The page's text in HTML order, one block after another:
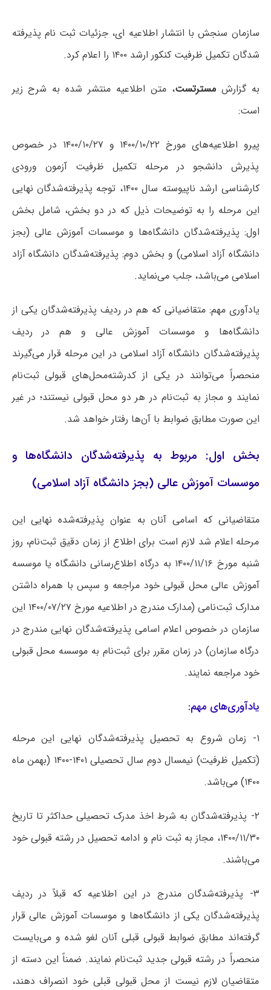
سازمان سنجش با انتشار اطلاعیه ای، جزئیات ثبت نام پذیرفته
شدگان تکمیل ظرفیت کنکور ارشد ۱۴۰۰ را اعلام کرد.
به گزارشمسترتست، متن اطلاعیه منتشر شده به شرح زیر
است:
پیرو اطلاعیه‌های مورخ ۱۴۰۰/۱۰/۲۲ و ۱۴۰۰/۱۰/۲۷ در خصوص
پذیرش دانشجو در مرحله تکمیل ظرفیت آزمون ورودی
کارشناسی ارشد ناپیوسته سال ۱۴۰۰، توجه پذیرفته‌شدگان نهایی
این مرحله را به توضیحات ذیل که در دو بخش، شامل بخش
اول: پذیرفته‌شدگان دانشگاه‌ها و موسسات آموزش عالی (بجز
دانشگاه آزاد اسلامی) و بخش دوم: پذیرفته‌شدگان دانشگاه آزاد
اسلامی می‌باشد، جلب می‌نماید.
یادآوری مهم: متقاضیانی که هم در ردیف پذیرفته‌شدگان یکی از
دانشگاه‌ها و موسسات آموزش عالی و هم در ردیف
پذیرفته‌شدگان دانشگاه آزاد اسلامی در این مرحله قرار می‌گیرند
منحصراً می‌توانند در یکی از کدرشته‌محل‌های قبولی ثبت‌نام
نمایند و مجاز به ثبت‌نام در هر دو محل قبولی نیستند؛ در غیر
این صورت مطابق ضوابط با آن‌ها رفتار خواهد شد.
بخش اول: مربوط به پذیرفته‌شدگان دانشگاه‌ها و
موسسات آموزش عالی (بجز دانشگاه آزاد اسلامی)
متقاضیانی که اسامی آنان به عنوان پذیرفته‌شده نهایی این
مرحله اعلام شد لازم است برای اطلاع از زمان دقیق ثبت‌نام، روز
شنبه مورخ ۱۴۰۰/۱۱/۱۶ به درگاه اطلاع‌رسانی دانشگاه یا موسسه
آموزش عالی محل قبولی خود مراجعه و سپس با همراه داشتن
مدارک ثبت‌نامی (مدارک مندرج در اطلاعیه مورخ ۱۴۰۰/۰۷/۲۷ این
سازمان در خصوص اعلام اسامی پذیرفته‌شدگان نهایی مندرج در
درگاه سازمان) در زمان مقرر برای ثبت‌نام به موسسه محل قبولی
خود مراجعه نمایند.
یادآوری‌های مهم:
۱- زمان شروع به تحصیل پذیرفته‌شدگان نهایی این مرحله
(تکمیل ظرفیت) نیمسال دوم سال تحصیلی ۱۴۰۱-۱۴۰۰ (بهمن ماه
۱۴۰۰) می‌باشد.
۲- پذیرفته‌شدگان به شرط اخذ مدرک تحصیلی حداکثر تا تاریخ
۱۴۰۰/۱۱/۳۰، مجاز به ثبت نام و ادامه تحصیل در رشته قبولی خود
می‌باشند.
۳- پذیرفته‌شدگان مندرج در این اطلاعیه که قبلاً در ردیف
پذیرفته‌شدگان یکی از دانشگاه‌ها و موسسات آموزش عالی قرار
گرفته‌اند مطابق ضوابط قبولی قبلی آنان لغو شده و می‌بایست
منحصراً در رشته قبولی جدید ثبت‌نام نمایند. ضمناً این دسته از
متقاضیان لازم نیست از محل قبولی قبلی خود انصراف دهند،